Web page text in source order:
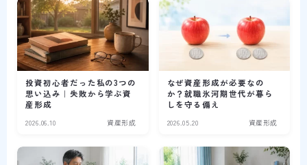
投資初心者だった私の3つの
思い込み｜失敗から学ぶ資
産形成
2026.06.10 資産形成
なぜ資産形成が必要なの
か？就職氷河期世代が暮ら
しを守る備え
2026.05.20 資産形成